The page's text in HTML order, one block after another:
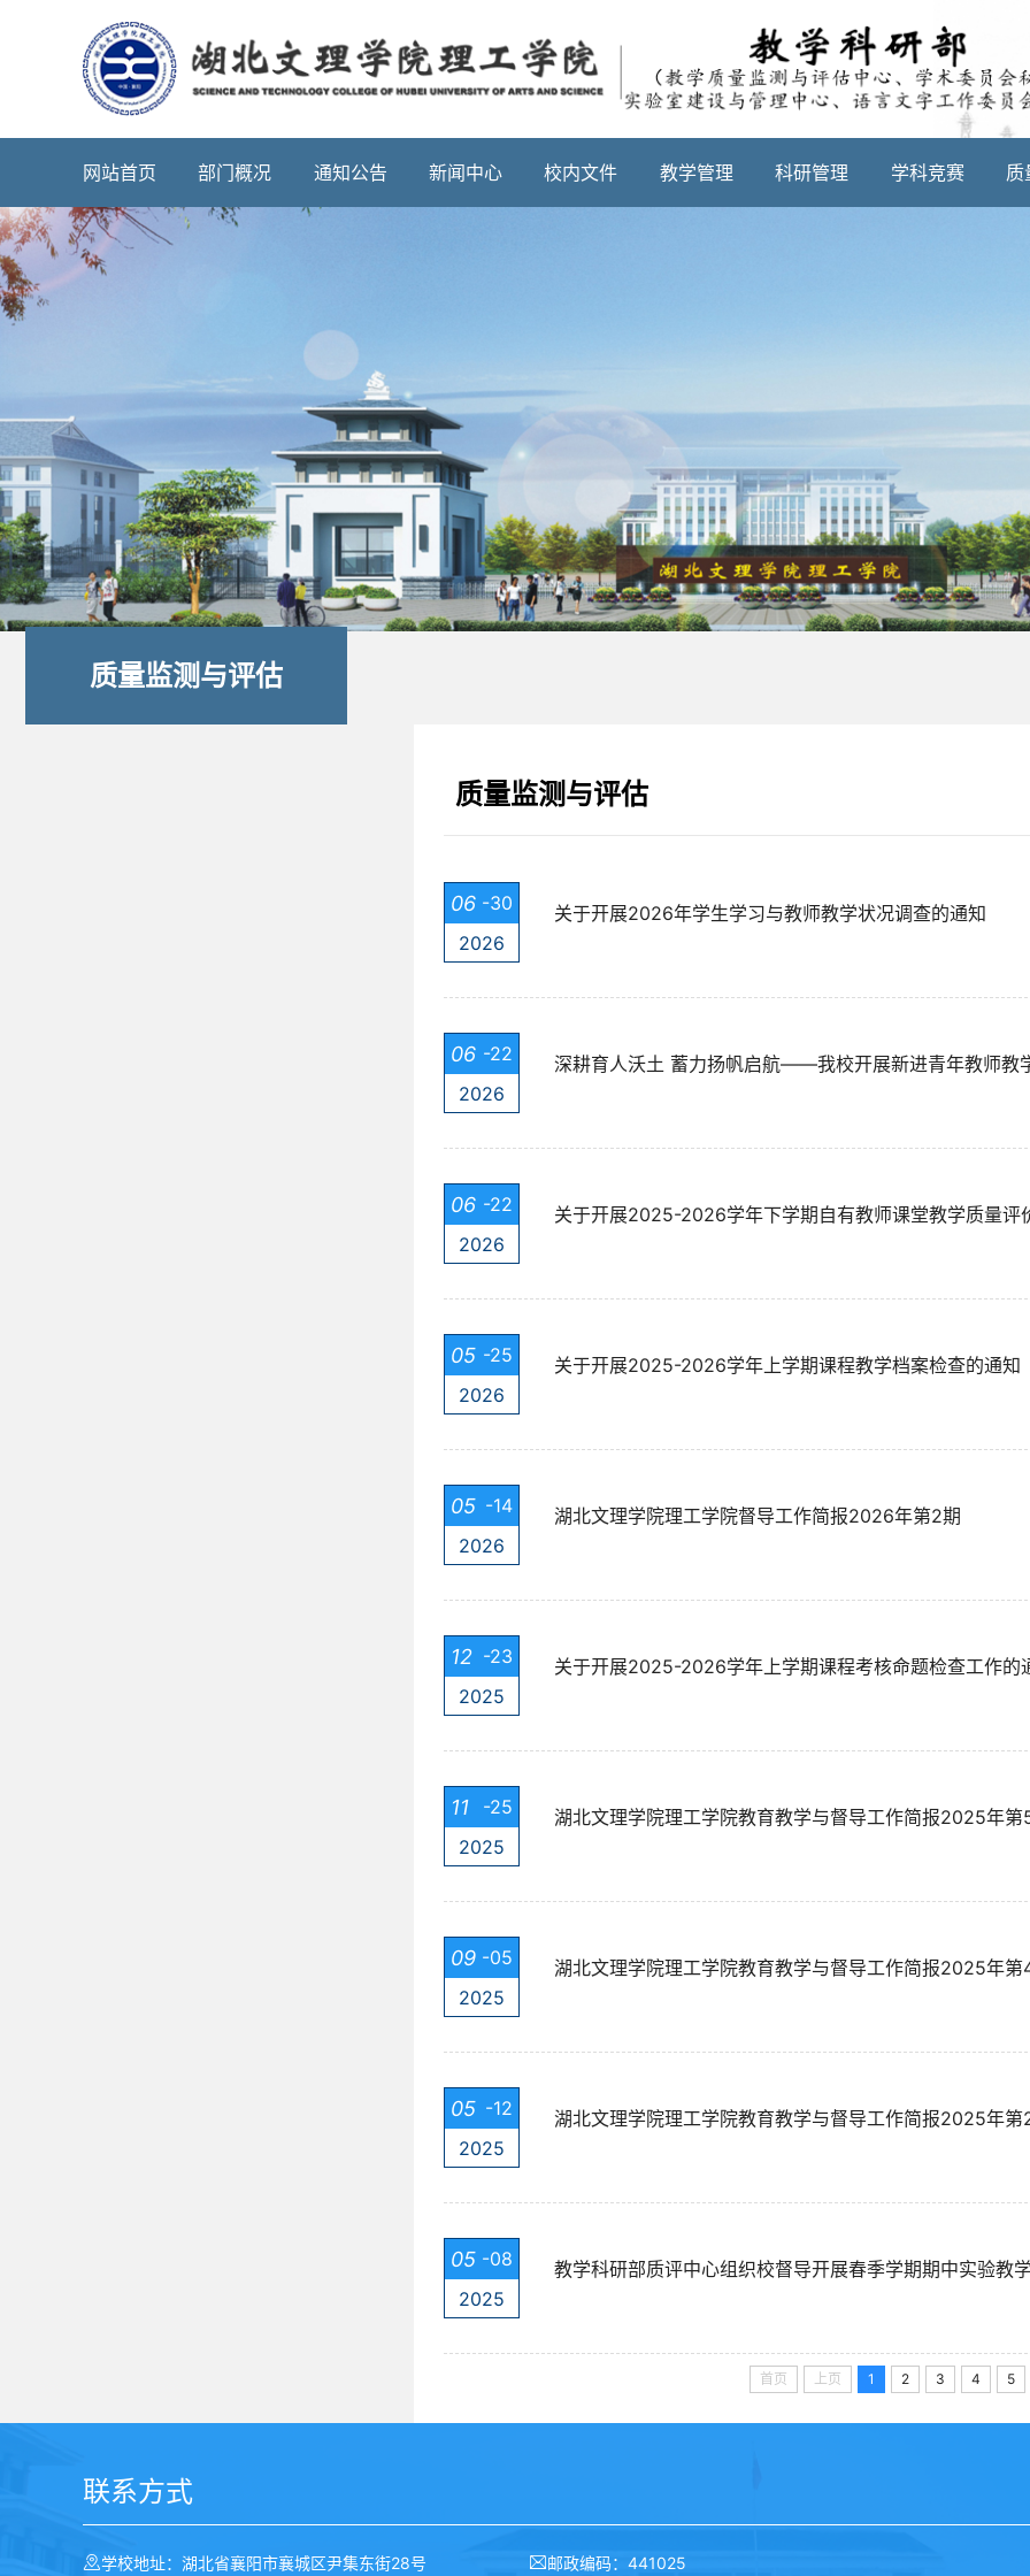
网站首页 部门概况 通知公告 新闻中心 校内文件 教学管理 科研管理 学科竞赛 质
质量监测与评估
质量监测与评估
06 -30
2026
关于开展2026年学生学习与教师教学状况调查的通知
06 -22
2026
深耕育人沃土 蓄力扬帆启航——我校开展新进青年教师教
06 -22
2026
关于开展2025-2026学年下学期自有教师课堂教学质量评
05 -25
2026
关于开展2025-2026学年上学期课程教学档案检查的通知
05 -14
2026
湖北文理学院理工学院督导工作简报2026年第2期
12 -23
2025
关于开展2025-2026学年上学期课程考核命题检查工作的
11
-25
2025
湖北文理学院理工学院教育教学与督导工作简报2025年第
09 -05
2025
湖北文理学院理工学院教育教学与督导工作简报2025年第
05 -12
2025
湖北文理学院理工学院教育教学与督导工作简报2025年第
05 -08
2025
教学科研部质评中心组织校督导开展春季学期期中实验教
首页 上页 1 2 3 4 5
联系方式
学校地址：湖北省襄阳市襄城区尹集东街28号 邮政编码：441025